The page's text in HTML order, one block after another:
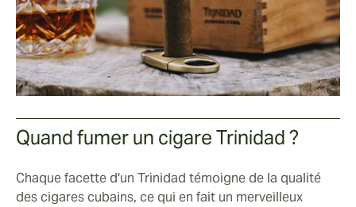
Quand fumer un cigare Trinidad ?
Chaque facette d'un Trinidad témoigne de la qualité
des cigares cubains, ce qui en fait un merveilleux